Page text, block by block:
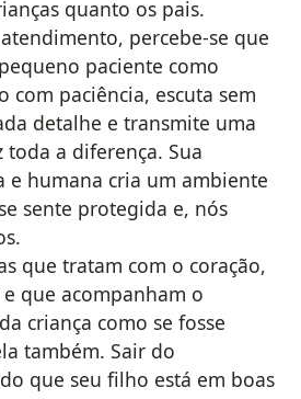
quanto os pais.
percebe-se que
paciente como
com paciência, escuta sem
detalhe e transmite uma
toda a diferença. Sua
e humana cria um ambiente
sente protegida e, nós
que tratam com o coração,
que acompanham o
criança como se fosse
também. Sair do
que seu filho está em boas